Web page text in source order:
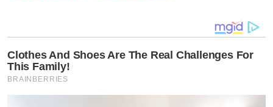
Clothes And Shoes Are The Real Challenges For
This Family!
BRAINBERRIES